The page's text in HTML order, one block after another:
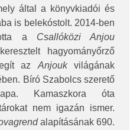
által a könyvkiadói és
is belekóstolt. 2014-ben
a Csallóközi Anjou
hagyományőrző
az Anjoukvilágának
Bíró Szabolcs szerető
Kamaszkora óta
nem igazán ismer.
alapításának 690.